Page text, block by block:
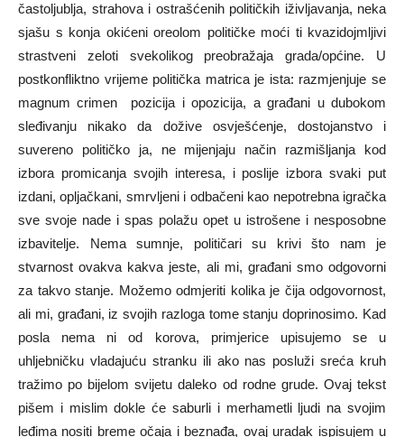
častoljublja, strahova i ostrašćenih političkih iživljavanja, neka
sjašu s konja okićeni oreolom političke moći ti kvazidojmljivi
strastveni zeloti svekolikog preobražaja grada/općine. U
postkonfliktno vrijeme politička matrica je ista: razmjenjuje se
magnum crimen pozicija i opozicija, a građani u dubokom
sleđivanju nikako da dožive osvješćenje, dostojanstvo i
suvereno političko ja, ne mijenjaju način razmišljanja kod
izbora promicanja svojih interesa, i poslije izbora svaki put
izdani, opljačkani, smrvljeni i odbačeni kao nepotrebna igračka
sve svoje nade i spas polažu opet u istrošene i nesposobne
izbavitelje. Nema sumnje, političari su krivi što nam je
stvarnost ovakva kakva jeste, ali mi, građani smo odgovorni
za takvo stanje. Možemo odmjeriti kolika je čija odgovornost,
ali mi, građani, iz svojih razloga tome stanju doprinosimo. Kad
posla nema ni od korova, primjerice upisujemo se u
uhljebničku vladajuću stranku ili ako nas posluži sreća kruh
tražimo po bijelom svijetu daleko od rodne grude. Ovaj tekst
pišem i mislim dokle će saburli i merhametli ljudi na svojim
leđima nositi breme očaja i beznađa, ovaj uradak ispisujem u